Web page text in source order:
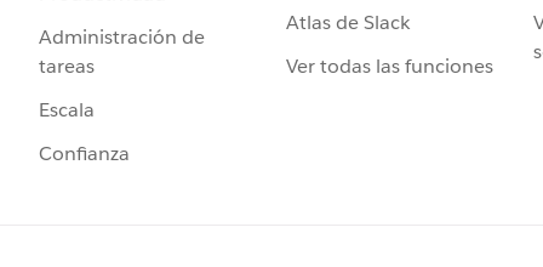
Administración de
tareas
Escala
Confianza
Atlas de Slack
Ver todas las funciones